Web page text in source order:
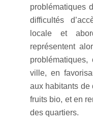
problématiques
difficultés
locale et
représentent
ville, en
aux habitants de
fruits bio, et en
des quartiers.